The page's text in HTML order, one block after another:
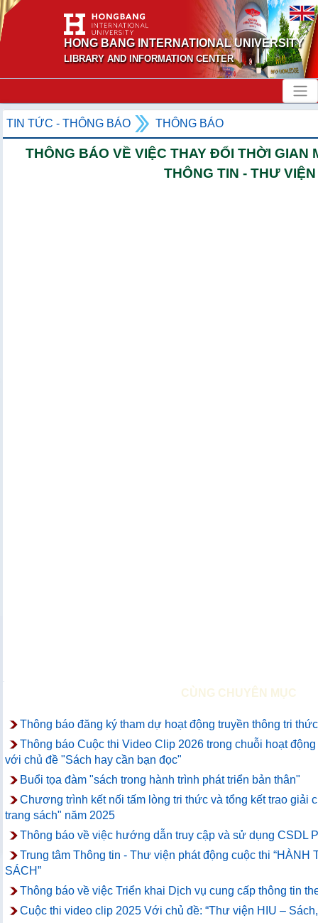
HONG BANG INTERNATIONAL UNIVERSITY
LIBRARY AND INFORMATION CENTER
TIN TỨC - THÔNG BÁO THÔNG BÁO
THÔNG BÁO VỀ VIỆC THAY ĐỔI THỜI GIAN
THÔNG TIN - THƯ VIỆN
CÙNG CHUYÊN MỤC
Thông báo đăng ký tham dự hoạt động truyền thông tri
Thông báo Cuộc thi Video Clip 2026 trong chuỗi hoạt
với chủ đề "Sách hay cần bạn đọc"
Buổi tọa đàm "sách trong hành trình phát triển bản thân"
Chương trình kết nối tấm lòng tri thức và tổng kết trao giải
trang sách" năm 2025
Thông báo về việc hướng dẫn truy cập và sử dụng CSDL
Trung tâm Thông tin - Thư viện phát động cuộc thi
SÁCH”
Thông báo về việc Triển khai Dịch vụ cung cấp thông tin
Cuộc thi video clip 2025 Với chủ đề: “Thư viện HIU –